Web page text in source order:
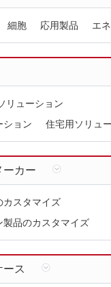
細胞 応用製品 エ
リューション
ション
住宅用ソリュ
ーカー
カスタマイズ
製品のカスタマイズ
ース